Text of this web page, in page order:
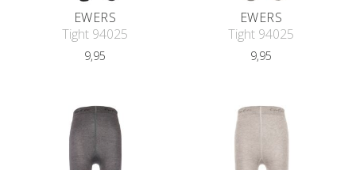
EWERS
Tight 94025
9,95
EWERS
Tight 94025
9,95